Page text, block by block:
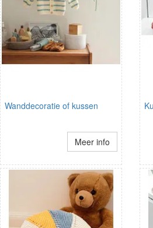
Wanddecoratie of kussen
Meer info